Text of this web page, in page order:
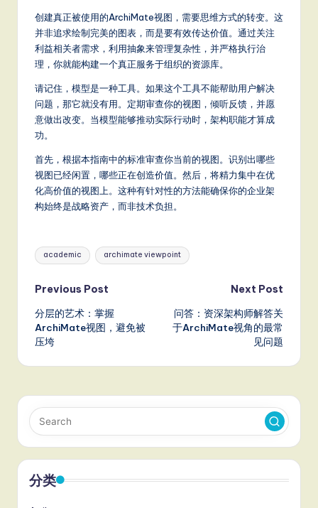
创建真正被使用的ArchiMate视图，需要思维方式的转变。这
并非追求绘制完美的图表，而是要有效传达价值。通过关注
利益相关者需求，利用抽象来管理复杂性，并严格执行治
理，你就能构建一个真正服务于组织的资源库。
请记住，模型是一种工具。如果这个工具不能帮助用户解决
问题，那它就没有用。定期审查你的视图，倾听反馈，并愿
意做出改变。当模型能够推动实际行动时，架构职能才算成
功。
首先，根据本指南中的标准审查你当前的视图。识别出哪些
视图已经闲置，哪些正在创造价值。然后，将精力集中在优
化高价值的视图上。这种有针对性的方法能确保你的企业架
构始终是战略资产，而非技术负担。
Tags:
academic archimate viewpoint
Post
navigation
Previous Post
分层的艺术：掌握
ArchiMate视图，避免被
压垮
Next Post
问答：资深架构师解答关
于ArchiMate视角的最常
见问题
分类